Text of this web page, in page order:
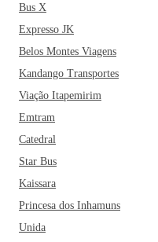
Bus X
Expresso JK
Belos Montes Viagens
Kandango Transportes
Viação Itapemirim
Emtram
Catedral
Star Bus
Kaissara
Princesa dos Inhamuns
Unida